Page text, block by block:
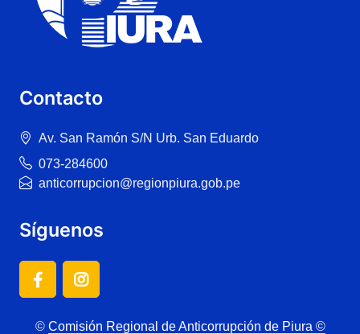
Contacto
Av. San Ramón S/N Urb. San Eduardo
073-284600
anticorrupcion@regionpiura.gob.pe
Síguenos
© Comisión Regional de Anticorrupción de Piura ©